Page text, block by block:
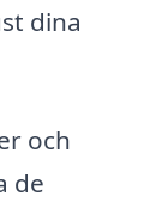
dina
och
de